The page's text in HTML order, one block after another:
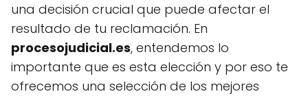
una decisión crucial que puede afectar el
resultado de tu reclamación. En
procesojudicial.es, entendemos lo
importante que es esta elección y por eso te
ofrecemos una selección de los mejores